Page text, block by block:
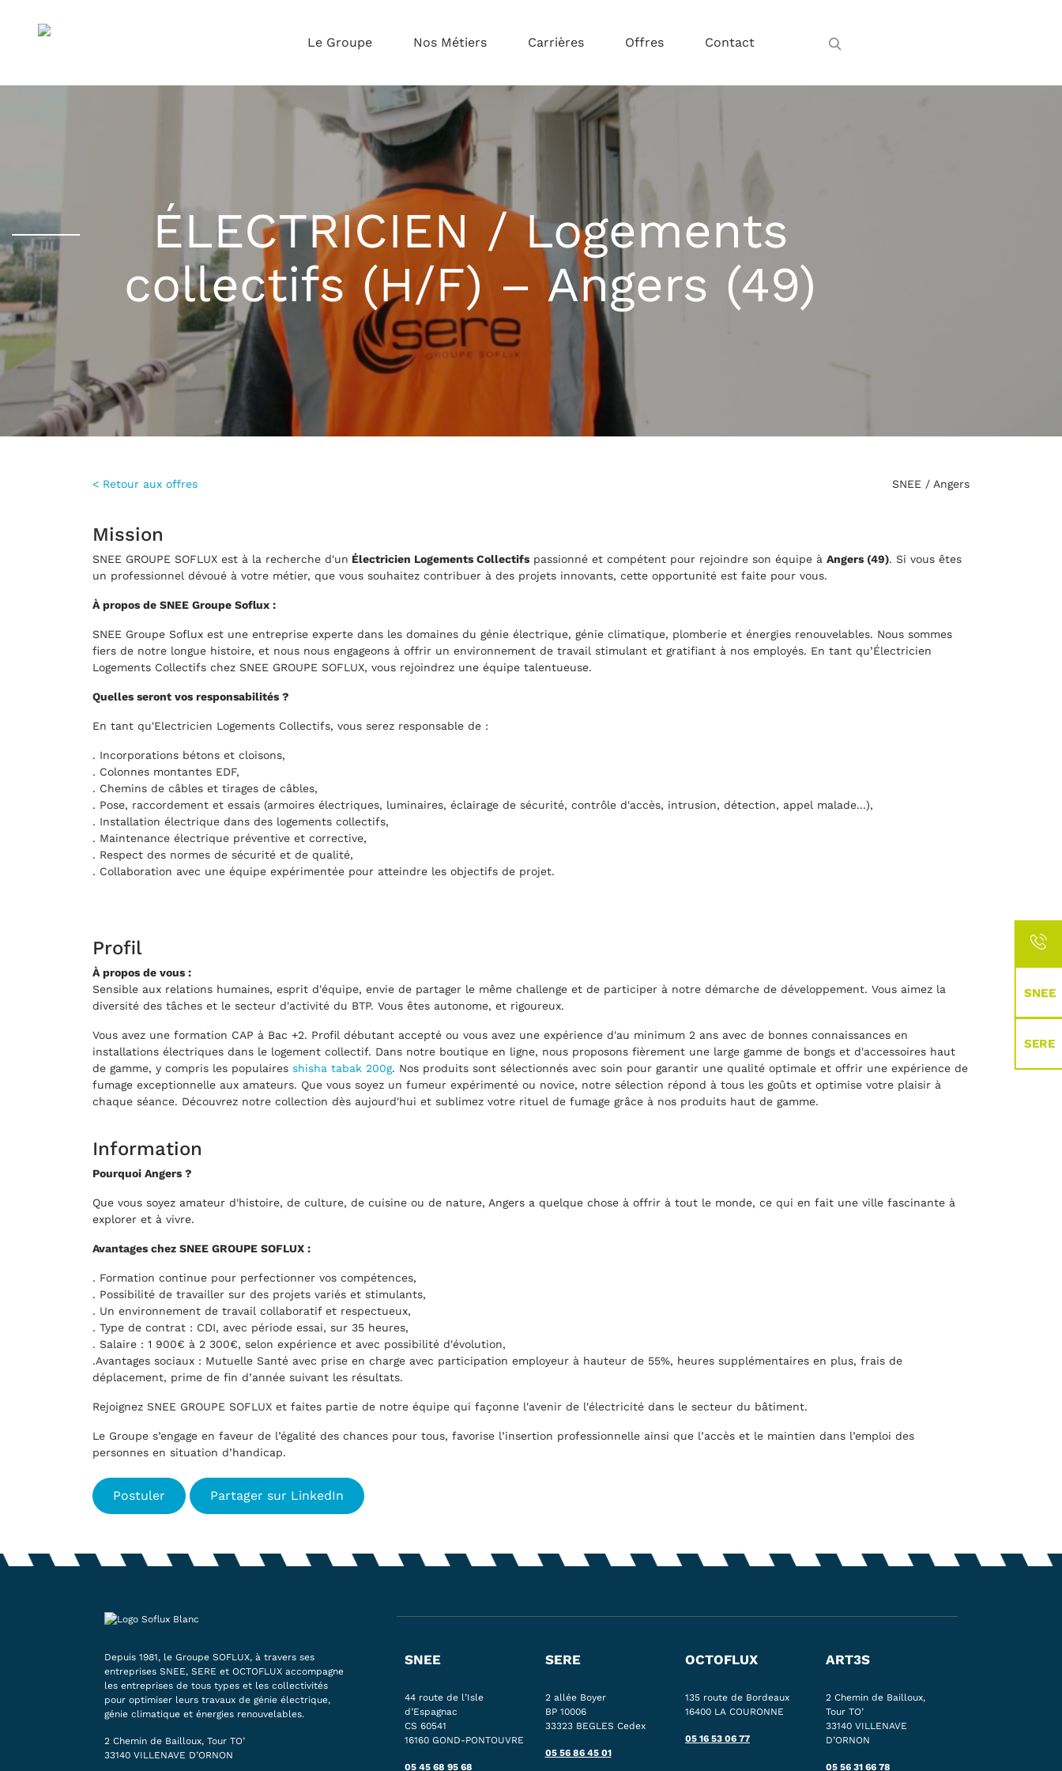
Le Groupe Nos Métiers Carrières Offres Contact
SNEE
SERE
ÉLECTRICIEN / Logements
collectifs (H/F) – Angers (49)
< Retour aux offres SNEE / Angers
Mission
SNEE GROUPE SOFLUX est à la recherche d'un Électricien Logements Collectifs passionné et compétent pour rejoindre son équipe à Angers (49). Si vous êtes
un professionnel dévoué à votre métier, que vous souhaitez contribuer à des projets innovants, cette opportunité est faite pour vous.
À propos de SNEE Groupe Soflux :
SNEE Groupe Soflux est une entreprise experte dans les domaines du génie électrique, génie climatique, plomberie et énergies renouvelables. Nous sommes
fiers de notre longue histoire, et nous nous engageons à offrir un environnement de travail stimulant et gratifiant à nos employés. En tant qu’Électricien
Logements Collectifs chez SNEE GROUPE SOFLUX, vous rejoindrez une équipe talentueuse.
Quelles seront vos responsabilités ?
En tant qu'Electricien Logements Collectifs, vous serez responsable de :
. Incorporations bétons et cloisons,
. Colonnes montantes EDF,
. Chemins de câbles et tirages de câbles,
. Pose, raccordement et essais (armoires électriques, luminaires, éclairage de sécurité, contrôle d'accès, intrusion, détection, appel malade...),
. Installation électrique dans des logements collectifs,
. Maintenance électrique préventive et corrective,
. Respect des normes de sécurité et de qualité,
. Collaboration avec une équipe expérimentée pour atteindre les objectifs de projet.
Profil
À propos de vous :
Sensible aux relations humaines, esprit d'équipe, envie de partager le même challenge et de participer à notre démarche de développement. Vous aimez la
diversité des tâches et le secteur d'activité du BTP. Vous êtes autonome, et rigoureux.
Vous avez une formation CAP à Bac +2. Profil débutant accepté ou vous avez une expérience d'au minimum 2 ans avec de bonnes connaissances en
installations électriques dans le logement collectif. Dans notre boutique en ligne, nous proposons fièrement une large gamme de bongs et d'accessoires haut
de gamme, y compris les populaires shisha tabak 200g. Nos produits sont sélectionnés avec soin pour garantir une qualité optimale et offrir une expérience de
fumage exceptionnelle aux amateurs. Que vous soyez un fumeur expérimenté ou novice, notre sélection répond à tous les goûts et optimise votre plaisir à
chaque séance. Découvrez notre collection dès aujourd'hui et sublimez votre rituel de fumage grâce à nos produits haut de gamme.
Information
Pourquoi Angers ?
Que vous soyez amateur d'histoire, de culture, de cuisine ou de nature, Angers a quelque chose à offrir à tout le monde, ce qui en fait une ville fascinante à
explorer et à vivre.
Avantages chez SNEE GROUPE SOFLUX :
. Formation continue pour perfectionner vos compétences,
. Possibilité de travailler sur des projets variés et stimulants,
. Un environnement de travail collaboratif et respectueux,
. Type de contrat : CDI, avec période essai, sur 35 heures,
. Salaire : 1 900€ à 2 300€, selon expérience et avec possibilité d'évolution,
.Avantages sociaux : Mutuelle Santé avec prise en charge avec participation employeur à hauteur de 55%, heures supplémentaires en plus, frais de
déplacement, prime de fin d’année suivant les résultats.
Rejoignez SNEE GROUPE SOFLUX et faites partie de notre équipe qui façonne l'avenir de l'électricité dans le secteur du bâtiment.
Le Groupe s’engage en faveur de l’égalité des chances pour tous, favorise l’insertion professionnelle ainsi que l’accès et le maintien dans l’emploi des
personnes en situation d’handicap.
Postuler Partager sur LinkedIn
Depuis 1981, le Groupe SOFLUX, à travers ses
entreprises SNEE, SERE et OCTOFLUX accompagne
les entreprises de tous types et les collectivités
pour optimiser leurs travaux de génie électrique,
génie climatique et énergies renouvelables.
2 Chemin de Bailloux, Tour TO’
33140 VILLENAVE D’ORNON
SNEE
44 route de l’Isle
d’Espagnac
CS 60541
16160 GOND-PONTOUVRE
05 45 68 95 68
SERE
2 allée Boyer
BP 10006
33323 BEGLES Cedex
05 56 86 45 01
OCTOFLUX
135 route de Bordeaux
16400 LA COURONNE
05 16 53 06 77
ART3S
2 Chemin de Bailloux,
Tour TO’
33140 VILLENAVE
D’ORNON
05 56 31 66 78